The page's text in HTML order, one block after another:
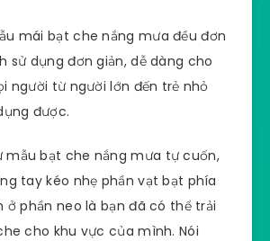
mái bạt che nắng mưa đều đơn
sử dụng đơn giản, dễ dàng cho
người từ người lớn đến trẻ nhỏ
được.
mẫu bạt che nắng mưa tự cuốn,
tay kéo nhẹ phần vạt bạt phía
ở phần neo là bạn đã có thể trải
cho khu vực của mình. Nói